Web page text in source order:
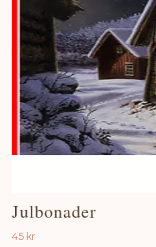
Julbonader
45 kr